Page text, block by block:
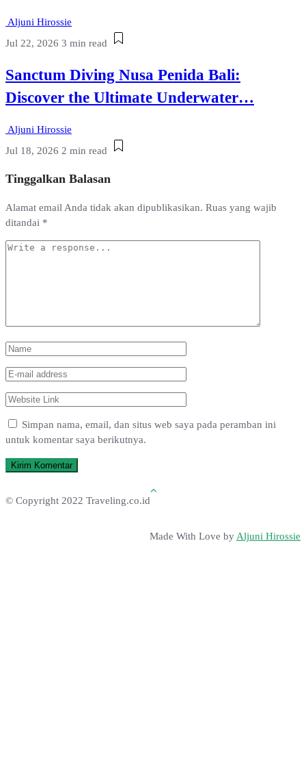
Aljuni Hirossie
Jul 22, 2026 3 min read
Sanctum Diving Nusa Penida Bali:
Discover the Ultimate Underwater…
Aljuni Hirossie
Jul 18, 2026 2 min read
Tinggalkan Balasan
Alamat email Anda tidak akan dipublikasikan. Ruas yang wajib
ditandai *
Simpan nama, email, dan situs web saya pada peramban ini
untuk komentar saya berikutnya.
© Copyright 2022 Traveling.co.id
Made With Love by Aljuni Hirossie